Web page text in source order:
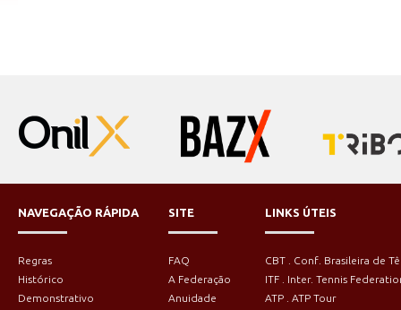
NAVEGAÇÃO RÁPIDA
Regras
Histórico
Demonstrativo
SITE
FAQ
A Federação
Anuidade
LINKS ÚTEIS
CBT . Conf. Brasileira de
ITF . Inter. Tennis
ATP . ATP Tour